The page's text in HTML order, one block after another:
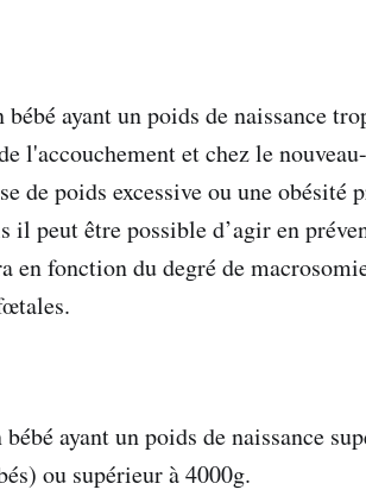
ayant un poids de naissance
l'accouchement et chez le
de poids excessive ou une obésité
il peut être possible d’agir en
en fonction du degré de
ayant un poids de naissance
ou supérieur à 4000g.